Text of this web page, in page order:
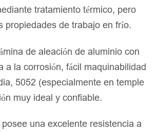
tratamiento térmico, pero
propiedades de trabajo en frío.
de aleación de aluminio con
a la corrosión, fácil maquinabilidad
5052 (especialmente en temple
muy ideal y confiable.
una excelente resistencia a